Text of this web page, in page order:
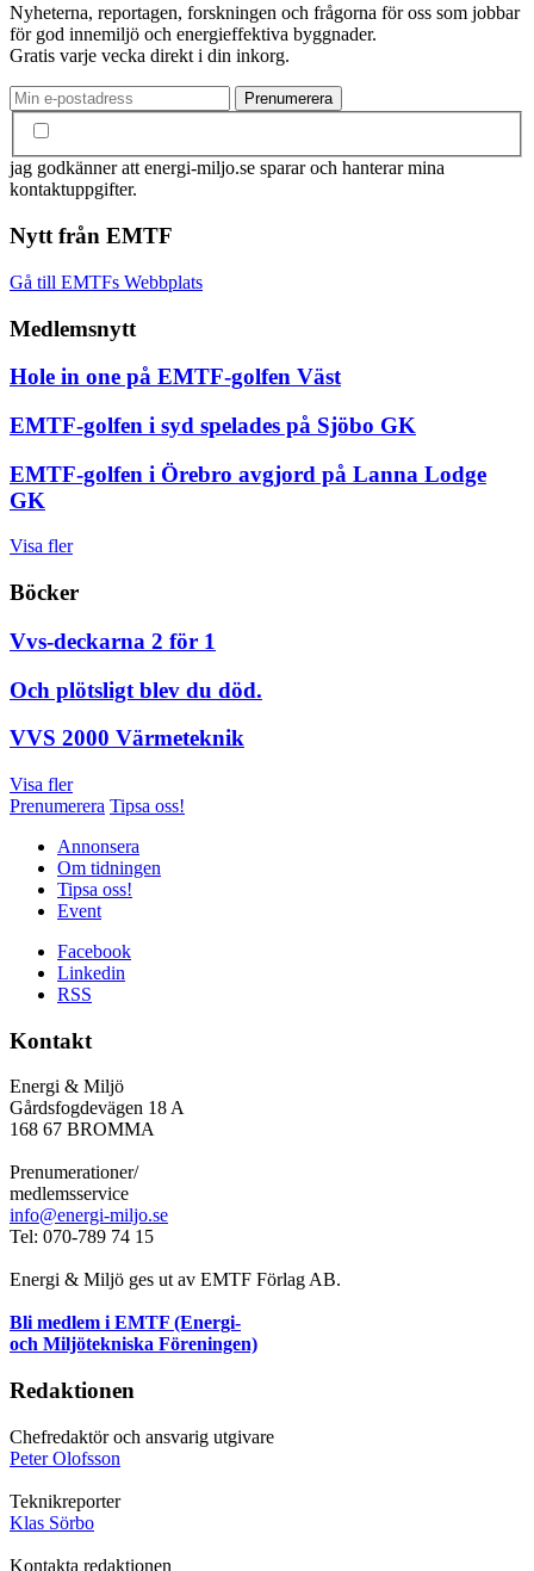
Nyheterna, reportagen, forskningen och frågorna för oss som jobbar
för god innemiljö och energieffektiva byggnader.
Gratis varje vecka direkt i din inkorg.
jag godkänner att energi-miljo.se sparar och hanterar mina
kontaktuppgifter.
Nytt från EMTF
Gå till EMTFs Webbplats
Medlemsnytt
Hole in one på EMTF-golfen Väst
EMTF-golfen i syd spelades på Sjöbo GK
EMTF-golfen i Örebro avgjord på Lanna Lodge
GK
Visa fler
Böcker
Vvs-deckarna 2 för 1
Och plötsligt blev du död.
VVS 2000 Värmeteknik
Visa fler
Prenumerera Tipsa oss!
Annonsera
Om tidningen
Tipsa oss!
Event
Facebook
Linkedin
RSS
Kontakt
Energi & Miljö
Gårdsfogdevägen 18 A
168 67 BROMMA
Prenumerationer/
medlemsservice
info@energi-miljo.se
Tel: 070-789 74 15
Energi & Miljö ges ut av EMTF Förlag AB.
Bli medlem i EMTF (Energi-
och Miljötekniska Föreningen)
Redaktionen
Chefredaktör och ansvarig utgivare
Peter Olofsson
Teknikreporter
Klas Sörbo
Kontakta redaktionen